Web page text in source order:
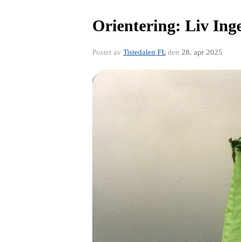
Orientering: Liv
Postet av Tistedalen FLden 28. apr 2025